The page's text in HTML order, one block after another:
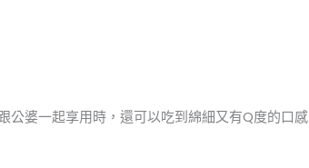
公婆一起享用時，還可以吃到綿細又有Q度的口感